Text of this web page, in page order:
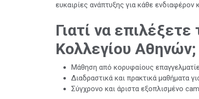
ευκαιρίες ανάπτυξης για κάθε ενδιαφέρον
Γιατί να
Κολλεγίου Αθηνών;
Μάθηση από κορυφαίους
Διαδραστικά και πρακτικά μαθήματα
Σύγχρονο και άριστα εξοπλισμένο